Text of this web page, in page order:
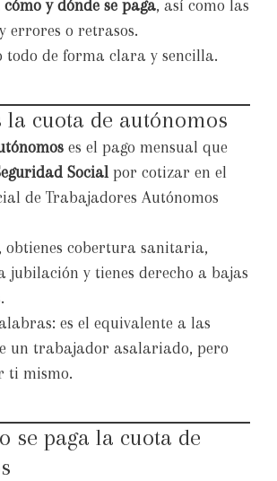
y dónde se paga, así como las
errores o retrasos.
todo de forma clara y sencilla.
la cuota de autónomos
es el pago mensual que
Social por cotizar en el
de Trabajadores Autónomos
obtienes cobertura sanitaria,
jubilación y tienes derecho a bajas
es el equivalente a las
un trabajador asalariado, pero
ti mismo.
se paga la cuota de